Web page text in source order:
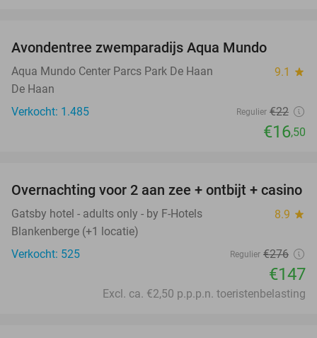
Avondentree zwemparadijs Aqua Mundo
Aqua Mundo Center Parcs Park De Haan 9.1 star
De Haan
Verkocht: 1.485
Regulier €22
€16,50
47%
Overnachting voor 2 aan zee + ontbijt + casino
Gatsby hotel - adults only - by F-Hotels 8.9 star
Blankenberge (+1 locatie)
Verkocht: 525
Regulier €276
€147
Excl. ca. €2,50 p.p.p.n. toeristenbelasting